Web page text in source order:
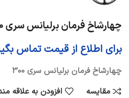
چهارشاخ فرمان برلیانس سری 300
برای اطلاع از قیمت تماس
چهارشاخ فرمان برلیانس سری 300
مقایسه
افزودن به علاقه